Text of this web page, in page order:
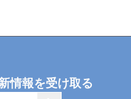
情報を受け取る